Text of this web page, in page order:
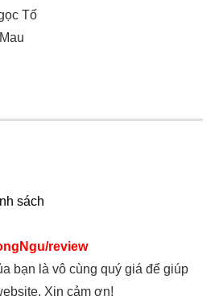
Tố
sách
review
bạn là vô cùng quý giá để giúp
Xin cảm ơn!